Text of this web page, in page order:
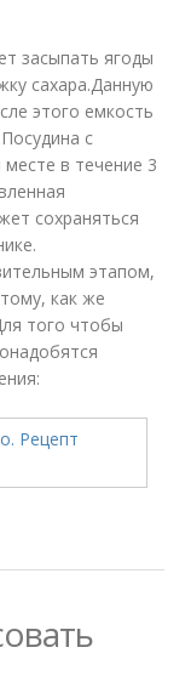
засыпать ягоды
сахара.Данную
этого емкость
с
в течение 3
сохраняться
этапом,
как же
того чтобы